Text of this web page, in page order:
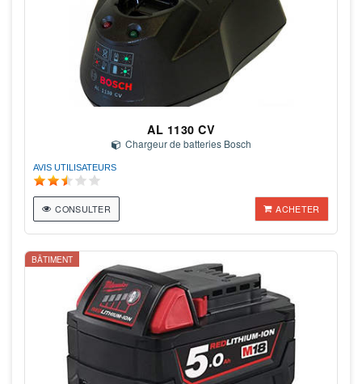
AL 1130 CV
Chargeur de batteries Bosch
AVIS UTILISATEURS
CONSULTER ACHETER
BÂTIMENT